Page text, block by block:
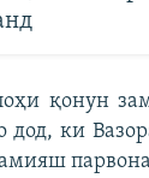
қонун
дод, ки